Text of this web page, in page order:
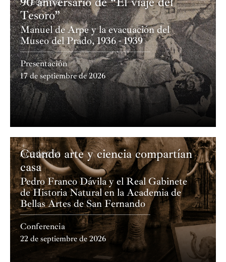
Tesoro”
Manuel de Arpe y la evacuación del
Museo del Prado, 1936 - 1939
Presentación
17 de septiembre de 2026
Academia
Cuando arte y ciencia compartían
casa
Pedro Franco Dávila y el Real Gabinete
de Historia Natural en la Academia de
Bellas Artes de San Fernando
Conferencia
22 de septiembre de 2026